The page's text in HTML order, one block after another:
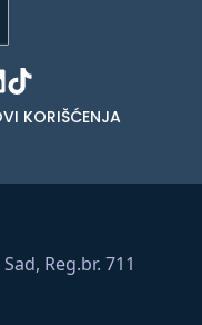
KORIŠĆENJA
Reg.br. 711